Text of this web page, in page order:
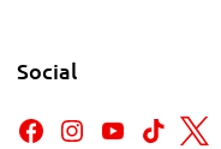
Social